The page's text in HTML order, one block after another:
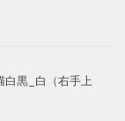
白黒_白（右手上